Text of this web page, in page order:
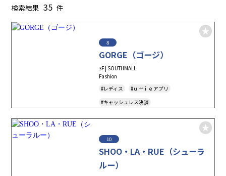
検索結果 35 件
8
GORGE（ゴージ）
3F | SOUTHMALL
Fashion
#レディス
#ｕｍｉｅアプリ
#キャッシュレス決済
10
SHOO・LA・RUE（シューラ
ルー）